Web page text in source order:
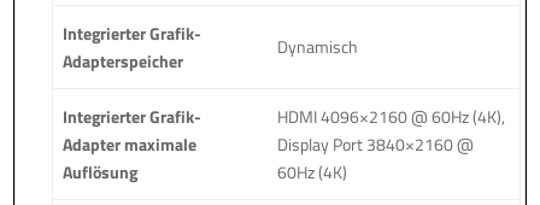
Integrierter Grafik-
Adapterspeicher
Dynamisch
Integrierter Grafik-
Adapter maximale
Auflösung
HDMI 4096×2160 @ 60Hz (4K),
Display Port 3840×2160 @
60Hz (4K)